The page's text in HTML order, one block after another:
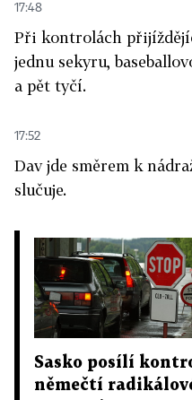
17:48
Při kontrolách
jednu sekyru,
a pět tyčí.
17:52
Dav jde směrem k
slučuje.
Sasko posílí
němečtí